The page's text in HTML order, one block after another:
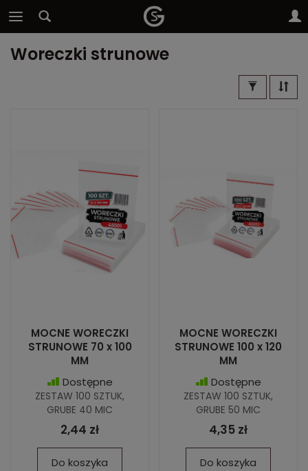
Woreczki strunowe
MOCNE WORECZKI
STRUNOWE 70 x 100
MM
Dostępne
ZESTAW 100 SZTUK,
GRUBE 40 MIC
2,44 zł
Do koszyka
MOCNE WORECZKI
STRUNOWE 100 x 120
MM
Dostępne
ZESTAW 100 SZTUK,
GRUBE 50 MIC
4,35 zł
Do koszyka